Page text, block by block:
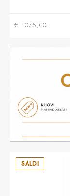
€ 1075,00
SALDI